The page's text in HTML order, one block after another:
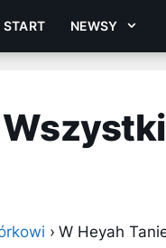
START NEWSY
› W Heyah